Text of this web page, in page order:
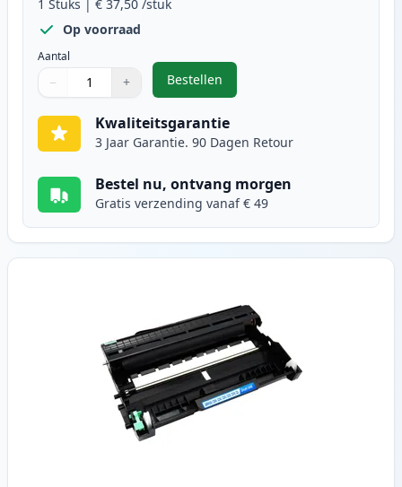
1 Stuks | € 37,50 /stuk
Op voorraad
Aantal
Gebruik de knoppen om aan te passen
− +
1
Bestellen
,Brother TN2220 / TN2210 toner
Kwaliteitsgarantie
3 Jaar Garantie. 90 Dagen Retour
Bestel nu, ontvang morgen
Gratis verzending vanaf € 49